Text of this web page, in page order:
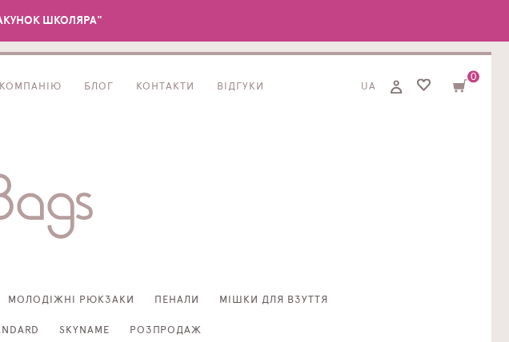
ШКОЛЯРА"
БЛОГ КОНТАКТИ ВІДГУКИ UA
0
МОЛОДІЖНІ РЮКЗАКИ ПЕНАЛИ МІШКИ ДЛЯ ВЗУТТЯ
SKYNAME РОЗПРОДАЖ